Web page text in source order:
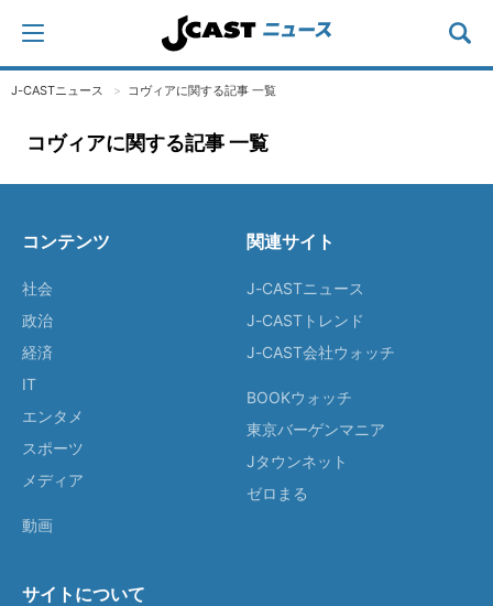
J-CASTニュース コヴィアに関する記事 一覧
コヴィアに関する記事 一覧
コンテンツ
社会
政治
経済
IT
エンタメ
スポーツ
メディア
動画
関連サイト
J-CASTニュース
J-CASTトレンド
J-CAST会社ウォッチ
BOOKウォッチ
東京バーゲンマニア
Jタウンネット
ゼロまる
サイトについて